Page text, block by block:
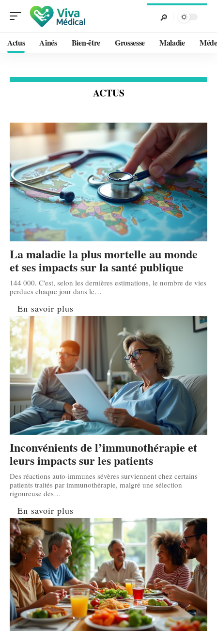
Actus Aînés Bien-être Grossesse Maladie
ACTUS
La maladie la plus mortelle au monde
et ses impacts sur la santé publique
144 000. C'est, selon les dernières estimations, le nombre de vies
perdues chaque jour dans le…
En savoir plus
Inconvénients de l’immunothérapie et
leurs impacts sur les patients
Des réactions auto-immunes sévères surviennent chez certains
patients traités par immunothérapie, malgré une sélection
rigoureuse des…
En savoir plus